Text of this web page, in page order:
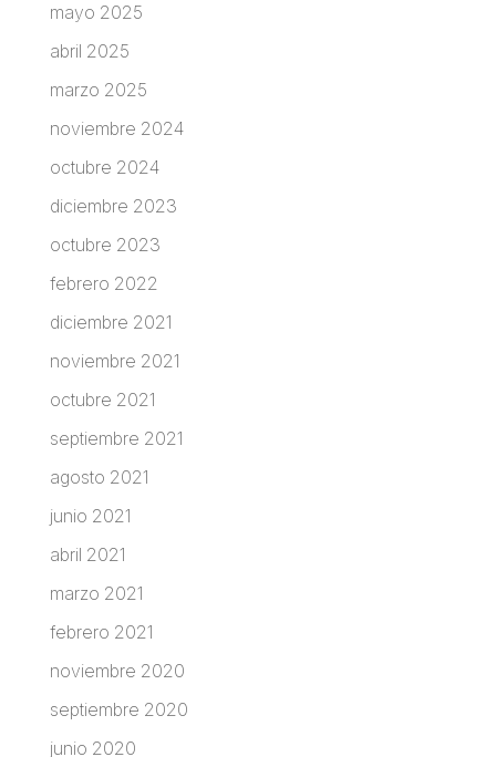
mayo 2025
abril 2025
marzo 2025
noviembre 2024
octubre 2024
diciembre 2023
octubre 2023
febrero 2022
diciembre 2021
noviembre 2021
octubre 2021
septiembre 2021
agosto 2021
junio 2021
abril 2021
marzo 2021
febrero 2021
noviembre 2020
septiembre 2020
junio 2020